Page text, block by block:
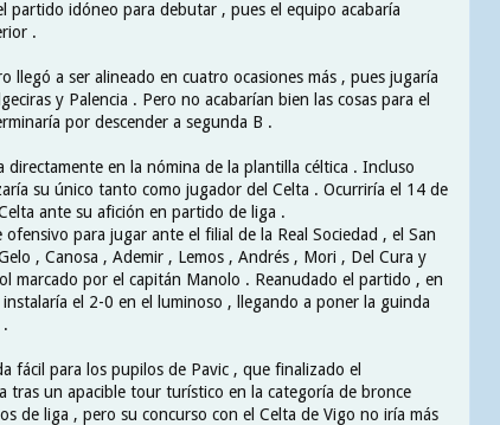
partido idóneo para debutar , pues el equipo acabaría
.
llegó a ser alineado en cuatro ocasiones más , pues jugaría
y Palencia . Pero no acabarían bien las cosas para el
por descender a segunda B .
en la nómina de la plantilla céltica . Incluso
su único tanto como jugador del Celta . Ocurriría el 14 de
ante su afición en partido de liga .
para jugar ante el filial de la Real Sociedad , el San
, Canosa , Ademir , Lemos , Andrés , Mori , Del Cura y
marcado por el capitán Manolo . Reanudado el partido , en
el 2-0 en el luminoso , llegando a poner la guinda
fácil para los pupilos de Pavic , que finalizado el
tras un apacible tour turístico en la categoría de bronce
de liga , pero su concurso con el Celta de Vigo no iría más